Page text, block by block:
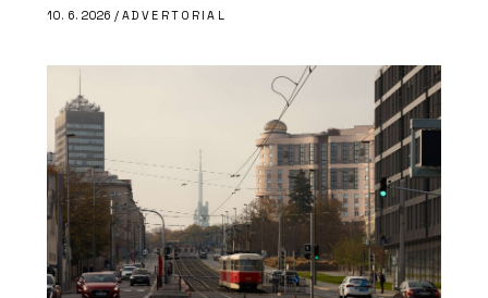
10. 6. 2026 / ADVERTORIAL